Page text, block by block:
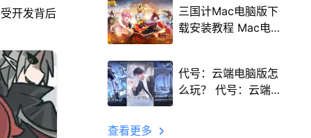
开发背后
三国计Mac电脑版下
载安装教程 Mac电脑
代号：云端电脑版怎
么玩？ 代号：云端性
查看更多